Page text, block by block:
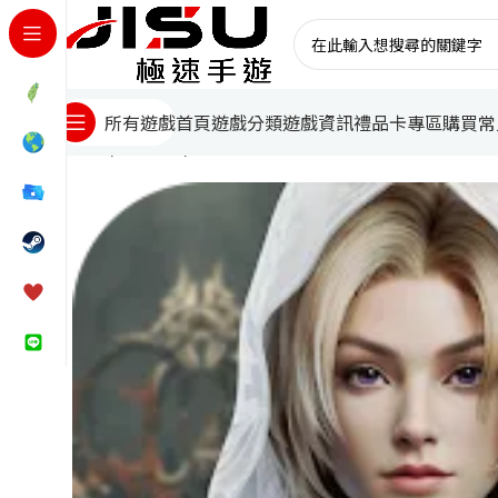
所有遊戲首頁遊戲分類遊戲資訊禮品卡專區購買
首頁